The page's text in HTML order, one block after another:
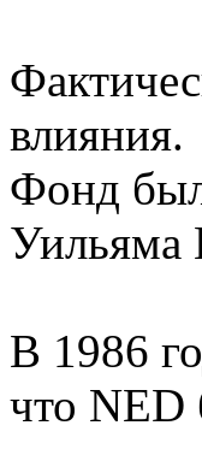
влияния.
Фонд был
Уильяма
В 1986
что NED